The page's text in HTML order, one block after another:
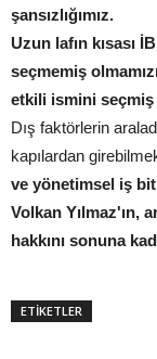
şansızlığımız.
Uzun lafın kısası
seçmemiş
etkili ismini seçmiş
Dış faktörlerin
kapılardan
ve yönetimsel iş
Volkan Yılmaz'ın,
hakkını sonuna
ETİKETLER